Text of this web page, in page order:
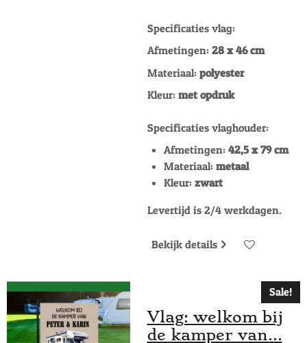
Specificaties vlag:
Afmetingen: 28 x 46 cm
Materiaal: polyester
Kleur: met opdruk
Specificaties vlaghouder:
Afmetingen: 42,5 x 79 cm
Materiaal: metaal
Kleur: zwart
Levertijd is 2/4 werkdagen.
Bekijk details
Sale!
Vlag: welkom bij
de kamper van...